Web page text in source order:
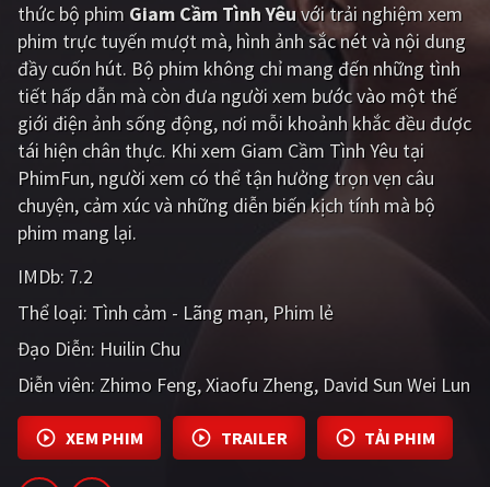
QUỐC GIA
Âu - Mỹ Trung Quốc - Hồng Kông
Hàn Quốc Nhật Bản
Ấn Độ Việt Nam
Tổng hợp
CẬP NHẬT
PHIM MỚI
PHIM BỘ
PHIM CHIẾU RẠP
thức bộ phim Giam Cầm Tình Yêuvới trải nghiệm xem
phim trực tuyến mượt mà, hình ảnh sắc nét và nội dung
đầy cuốn hút. Bộ phim không chỉ mang đến những tình
tiết hấp dẫn mà còn đưa người xem bước vào một thế
giới điện ảnh sống động, nơi mỗi khoảnh khắc đều được
tái hiện chân thực. Khi xem Giam Cầm Tình Yêu tại
PhimFun, người xem có thể tận hưởng trọn vẹn câu
chuyện, cảm xúc và những diễn biến kịch tính mà bộ
phim mang lại.
IMDb: 7.2
Thể loại: Tình cảm - Lãng mạn Phim lẻ
Đạo Diễn: Huilin Chu
Diễn viên: Zhimo Feng Xiaofu Zheng David Sun Wei Lun
XEM PHIM TRAILER TẢI PHIM